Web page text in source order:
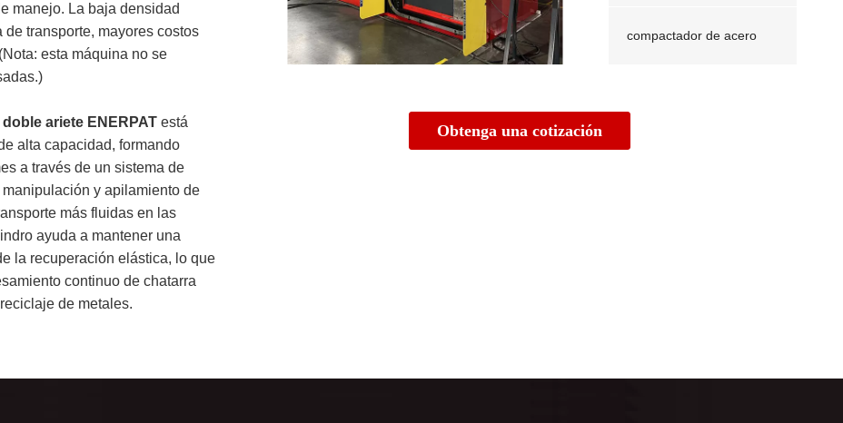
manejo. La baja densidad
transporte, mayores costos
esta máquina no se
ariete ENERPAT está
alta capacidad, formando
a través de un sistema de
y apilamiento de
más fluidas en las
ayuda a mantener una
la recuperación elástica, lo que
continuo de chatarra
de metales.
compactador de acero
Obtenga una cotización